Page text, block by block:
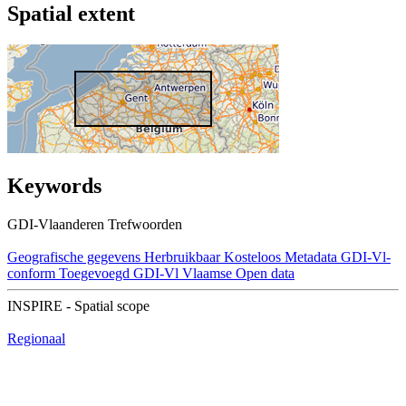
Spatial extent
Keywords
GDI-Vlaanderen Trefwoorden
Geografische gegevens Herbruikbaar Kosteloos Metadata GDI-Vl-
conform Toegevoegd GDI-Vl Vlaamse Open data
INSPIRE - Spatial scope
Regionaal